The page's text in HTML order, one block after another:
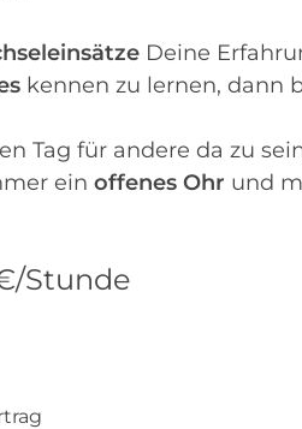
Deine
kennen zu lernen, dann
Tag für andere da zu
ein offenes Ohr und
Stunde